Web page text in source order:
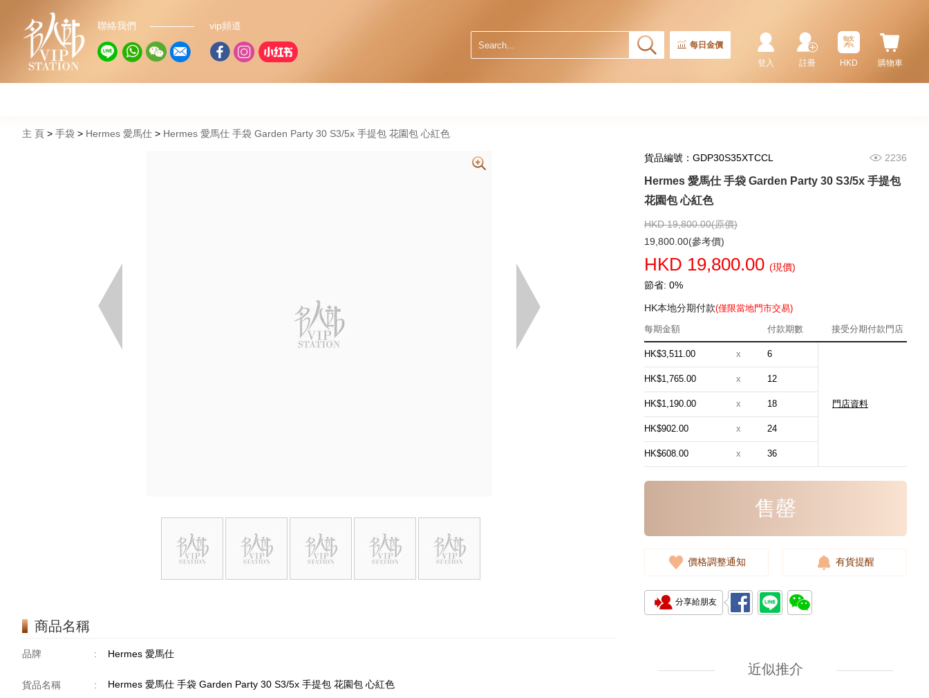
聯絡我們 vip頻道
每日金價
購物車
繁
HKD
註冊
登入
主 頁 手袋 Hermes 愛馬仕 Hermes 愛馬仕 手袋 Garden Party 30 S3/5x 手提包 花園包 心紅色
商品名稱
品牌 : Hermes 愛馬仕
貨品名稱 : Hermes 愛馬仕 手袋 Garden Party 30 S3/5x 手提包 花園包 心紅色
貨品編號：GDP30S35XTCCL 2236
Hermes 愛馬仕 手袋 Garden Party 30 S3/5x 手提包
花園包 心紅色
HKD 19,800.00(原價)
19,800.00(參考價)
HKD 19,800.00 (現價)
節省: 0%
HK本地分期付款(僅限當地門市交易)
每期金額
付款期數 接受分期付款門店
HK$3,511.00 x 6
門店資料
HK$1,765.00 x 12
HK$1,190.00 x 18
HK$902.00 x 24
HK$608.00 x 36
售罄
價格調整通知 有貨提醒
分享給朋友
近似推介
Hermes 愛馬仕 手袋 Picotin 18
Hermes 愛馬仕 手袋 Evelyne 16
24,800.00
55,800.00